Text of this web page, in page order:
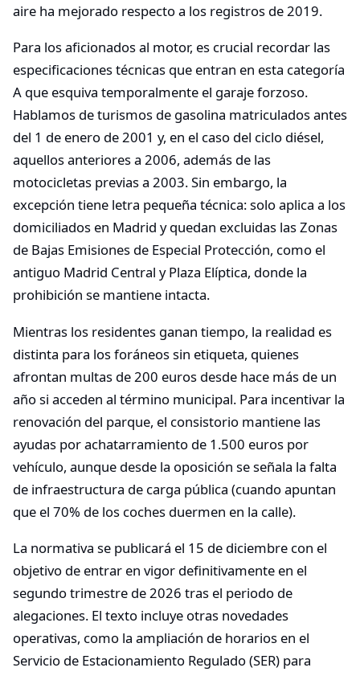
aire ha mejorado respecto a los registros de 2019.
Para los aficionados al motor, es crucial recordar las
especificaciones técnicas que entran en esta categoría
A que esquiva temporalmente el garaje forzoso.
Hablamos de turismos de gasolina matriculados antes
del 1 de enero de 2001 y, en el caso del ciclo diésel,
aquellos anteriores a 2006, además de las
motocicletas previas a 2003. Sin embargo, la
excepción tiene letra pequeña técnica: solo aplica a los
domiciliados en Madrid y quedan excluidas las Zonas
de Bajas Emisiones de Especial Protección, como el
antiguo Madrid Central y Plaza Elíptica, donde la
prohibición se mantiene intacta.
Mientras los residentes ganan tiempo, la realidad es
distinta para los foráneos sin etiqueta, quienes
afrontan multas de 200 euros desde hace más de un
año si acceden al término municipal. Para incentivar la
renovación del parque, el consistorio mantiene las
ayudas por achatarramiento de 1.500 euros por
vehículo, aunque desde la oposición se señala la falta
de infraestructura de carga pública (cuando apuntan
que el 70% de los coches duermen en la calle).
La normativa se publicará el 15 de diciembre con el
objetivo de entrar en vigor definitivamente en el
segundo trimestre de 2026 tras el periodo de
alegaciones. El texto incluye otras novedades
operativas, como la ampliación de horarios en el
Servicio de Estacionamiento Regulado (SER) para